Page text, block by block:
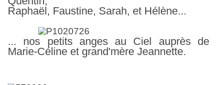
Raphaël, Faustine, Sarah, et Hélène...
... nos petits anges au Ciel auprès de
Marie-Céline et grand'mère Jeannette.